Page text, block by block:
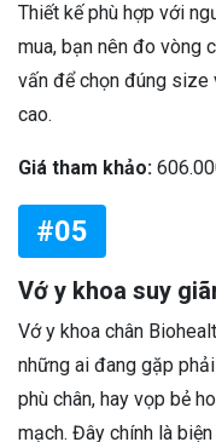
Thiết kế phù hợp với
mua, bạn nên đo vòng
vấn để chọn đúng size
cao.
Giá tham khảo:
#05
Vớ y khoa suy
Vớ y khoa chân
những ai đang gặp
phù chân, hay vọp bẻ
mạch. Đây chính là